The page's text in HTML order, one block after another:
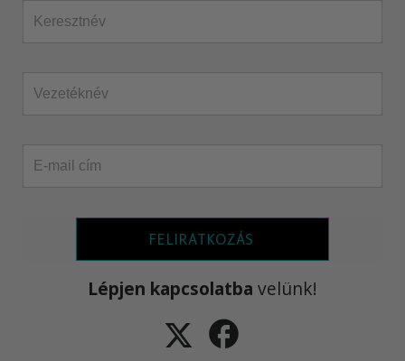
FELIRATKOZÁS
Lépjen kapcsolatba velünk!